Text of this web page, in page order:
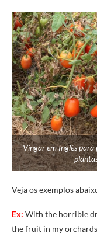
Vingar em Inglês para
Veja os exemplos
Ex: With the horrible
thefruit in myorchards